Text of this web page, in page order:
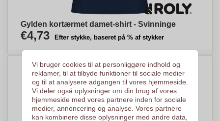
Gylden kortærmet damet-shirt - Svinninge
€4,73 Efter stykke, baseret på % af stykker
Vi bruger cookies til at personliggøre indhold og
reklamer, til at tilbyde funktioner til sociale medier
og til at analysere adgangen til vores hjemmeside.
Vi deler også oplysninger om din brug af vores
hjemmeside med vores partnere inden for sociale
medier, annoncering og analyse. Vores partnere
kan kombinere disse oplysninger med andre data,